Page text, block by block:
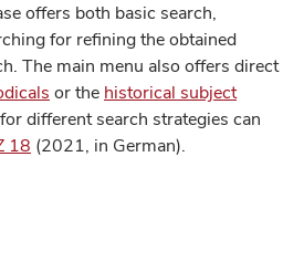
offers both basic search,
for refining the obtained
The main menu also offers direct
or the historical subject
different search strategies can
18 (2021, in German).